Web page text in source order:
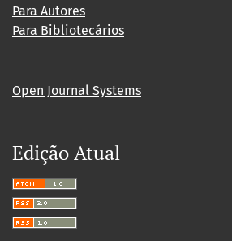
Para Autores
Para Bibliotecários
Open Journal Systems
Edição Atual